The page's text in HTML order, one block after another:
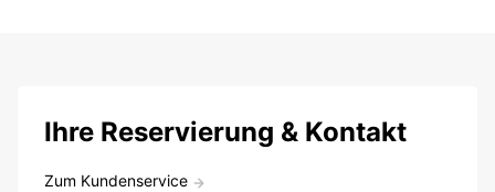
Ihre Reservierung & Kontakt
Zum Kundenservice